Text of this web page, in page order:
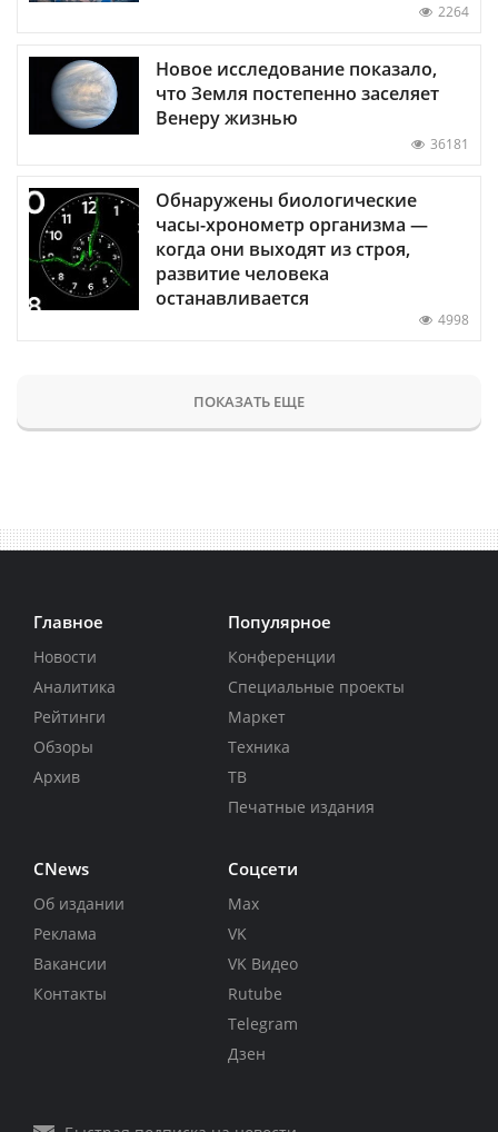
2264
Новое исследование показало,
что Земля постепенно заселяет
Венеру жизнью
36181
Обнаружены биологические
часы-хронометр организма —
когда они выходят из строя,
развитие человека
останавливается
4998
ПОКАЗАТЬ ЕЩЕ
Главное
Новости
Аналитика
Рейтинги
Обзоры
Архив
Популярное
Конференции
Специальные проекты
Маркет
Техника
ТВ
Печатные издания
CNews
Об издании
Реклама
Вакансии
Контакты
Соцсети
Max
VK
VK Видео
Rutube
Telegram
Дзен